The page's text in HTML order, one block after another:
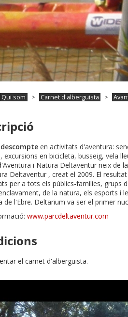
Qui som Carnet d'alberguista
en activitats d'aventura:
excursions en bicicleta, busseig, vela
i Natura Deltaventur neix de
Deltaventur , creat el 2009. El
per a tots els públics-famílies, grups
de la natura, els esports i
de l'Ebre. Deltarium va ser el primer
www.parcdeltaventur.com
el carnet d'alberguista.